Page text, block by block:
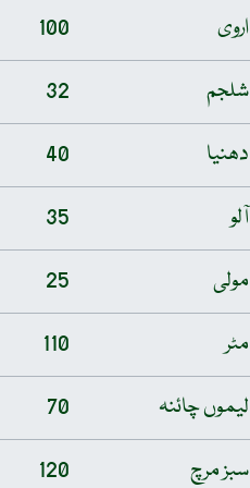
اروی
100
شلجم
32
دھنیا
40
آلو
35
مولی
25
مٹر
110
لیموں چائنہ
70
سبز مرچ
120